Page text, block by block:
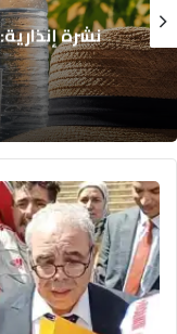
نشرة إنذارية: موجة
مناطق
مصطفى
لخصم
أمام
القضاء..
تأجيل
محاكمته
في